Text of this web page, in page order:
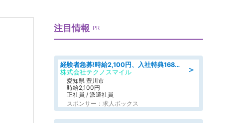
注目情報 PR
＞
経験者急募!時給2,100円、入社特典168万円の自動車製造業務/トヨタ自動車/tutumi
株式会社テクノスマイル
愛知県 豊川市
時給2,100円
正社員 / 派遣社員
スポンサー：求人ボックス